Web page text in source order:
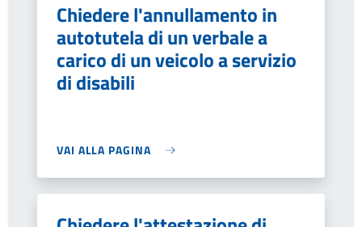
Chiedere l'annullamento in
autotutela di un verbale a
carico di un veicolo a servizio
di disabili
VAI ALLA PAGINA